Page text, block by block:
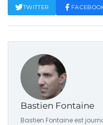
TWITTER
Bastien Fontaine
Bastien Fontaine est